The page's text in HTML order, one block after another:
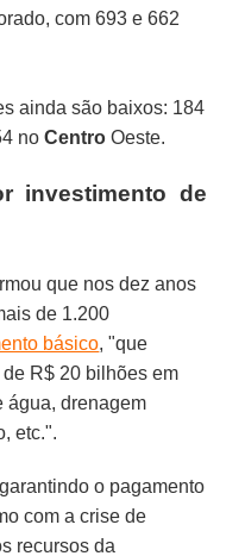
com 693 e 662
ainda são baixos: 184
noCentroOeste.
investimento de
que nos dez anos
de 1.200
básico, "que
R$ 20 bilhões em
água, drenagem
etc.".
o pagamento
com a crise de
recursos da